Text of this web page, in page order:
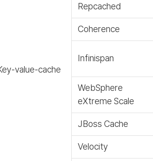
value-cache
Repcached
Coherence
Infinispan
WebSphere
eXtreme Scale
JBoss Cache
Velocity